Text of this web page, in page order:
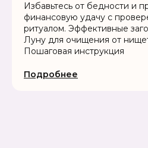
Избавьтесь от бедности и
финансовую удачу с
ритуалом. Эффективные
Луну для очищения от
Пошаговая инструкция
Подробнее